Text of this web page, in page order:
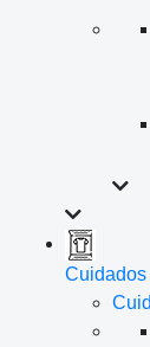
Cuidados